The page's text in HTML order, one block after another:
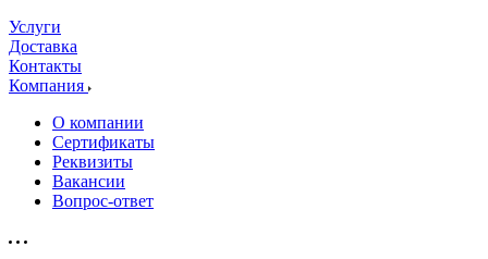
Услуги
Доставка
Контакты
Компания
О компании
Сертификаты
Реквизиты
Вакансии
Вопрос-ответ